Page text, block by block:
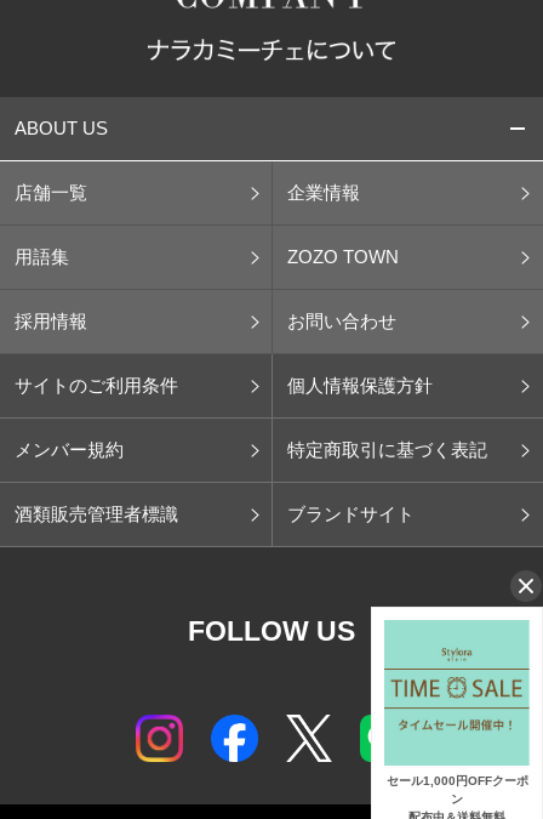
ABOUT US
店舗一覧 企業情報
用語集 ZOZO TOWN
採用情報 お問い合わせ
サイトのご利用条件 個人情報保護方針
メンバー規約 特定商取引に基づく表記
酒類販売管理者標識 ブランドサイト
FOLLOW US
セール1,000円OFFクーポ
ン